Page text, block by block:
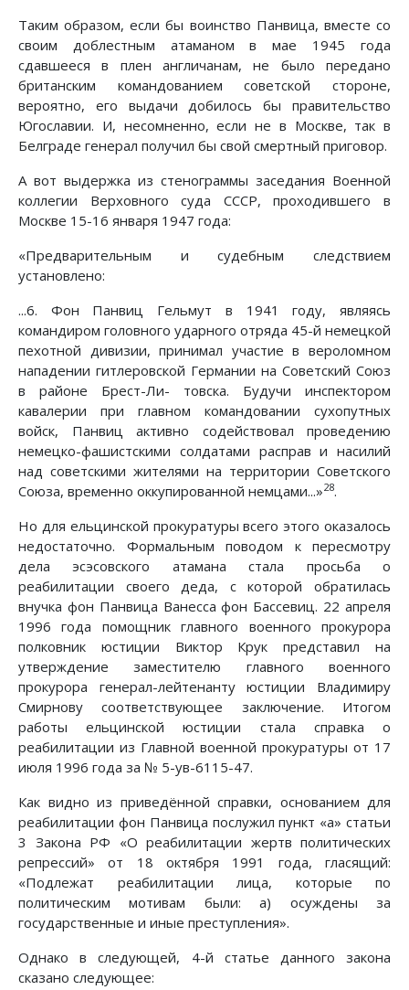
Таким образом, если бы воинство Панвица, вместе со
своим доблестным атаманом в мае 1945 года
сдавшееся в плен англичанам, не было передано
британским командованием советской стороне,
вероятно, его выдачи добилось бы правительство
Югославии. И, несомненно, если не в Москве, так в
Белграде генерал получил бы свой смертный приговор.
А вот выдержка из стенограммы заседания Военной
коллегии Верховного суда СССР, проходившего в
Москве 15-16 января 1947 года:
«Предварительным и судебным следствием
установлено:
...6. Фон Панвиц Гельмут в 1941 году, являясь
командиром головного ударного отряда 45-й немецкой
пехотной дивизии, принимал участие в вероломном
нападении гитлеровской Германии на Советский Союз
в районе Брест-Ли- товска. Будучи инспектором
кавалерии при главном командовании сухопутных
войск, Панвиц активно содействовал проведению
немецко-фашистскими солдатами расправ и насилий
над советскими жителями на территории Советского
Союза, временно оккупированной немцами...»28.
Но для ельцинской прокуратуры всего этого оказалось
недостаточно. Формальным поводом к пересмотру
дела эсэсовского атамана стала просьба о
реабилитации своего деда, с которой обратилась
внучка фон Панвица Ванесса фон Бассевиц. 22 апреля
1996 года помощник главного военного прокурора
полковник юстиции Виктор Крук представил на
утверждение заместителю главного военного
прокурора генерал-лейтенанту юстиции Владимиру
Смирнову соответствующее заключение. Итогом
работы ельцинской юстиции стала справка о
реабилитации из Главной военной прокуратуры от 17
июля 1996 года за № 5-ув-6115-47.
Как видно из приведённой справки, основанием для
реабилитации фон Панвица послужил пункт «а» статьи
3 Закона РФ «О реабилитации жертв политических
репрессий» от 18 октября 1991 года, гласящий:
«Подлежат реабилитации лица, которые по
политическим мотивам были: а) осуждены за
государственные и иные преступления».
Однако в следующей, 4-й статье данного закона
сказано следующее: